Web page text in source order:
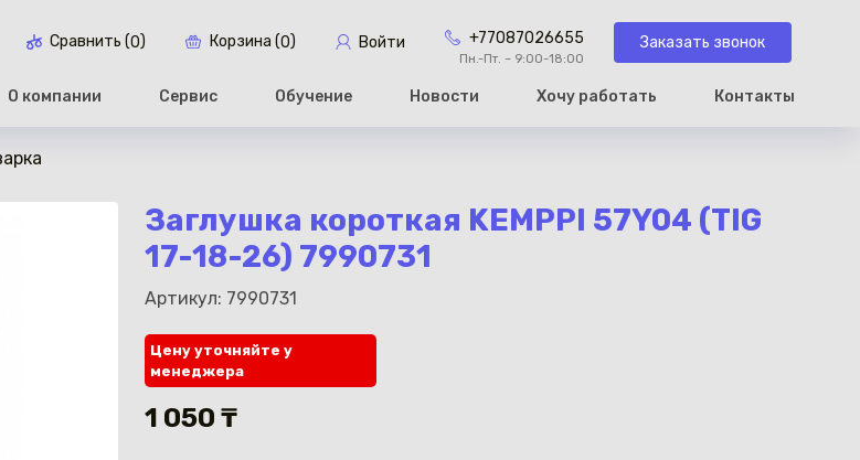
Сравнить (0) Корзина (0) Войти +77087026655
Пн.-Пт. – 9:00-18:00
Заказать звонок
О компании Сервис Обучение Новости Хочу работать Контакты
Заглушка короткая KEMPPI 57Y04 (TIG
17-18-26) 7990731
Артикул: 7990731
Цену уточняйте у
менеджера
1 050 ₸